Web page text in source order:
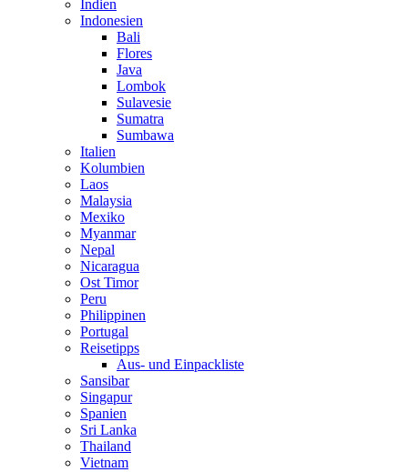
Indien
Indonesien
Bali
Flores
Java
Lombok
Sulavesie
Sumatra
Sumbawa
Italien
Kolumbien
Laos
Malaysia
Mexiko
Myanmar
Nepal
Nicaragua
Ost Timor
Peru
Philippinen
Portugal
Reisetipps
Aus- und Einpackliste
Sansibar
Singapur
Spanien
Sri Lanka
Thailand
Vietnam